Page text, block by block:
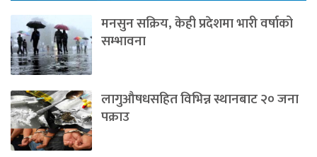
मनसुन सक्रिय, केही प्रदेशमा भारी वर्षाको
सम्भावना
लागुऔषधसहित विभिन्न स्थानबाट २० जना
पक्राउ